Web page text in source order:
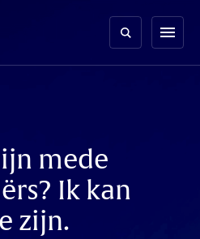
menu
mede
Ik kan
zijn.